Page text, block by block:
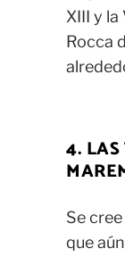
XIII y la
Rocca
4. LAS
Se
que